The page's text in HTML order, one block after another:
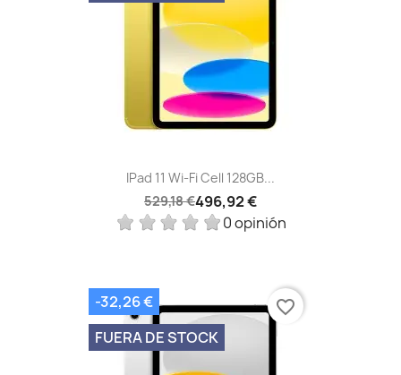
IPad 11 Wi-Fi Cell 128GB...
529,18 €496,92 €
0 opinión
-32,26 €
FUERA DE STOCK
favorite_border